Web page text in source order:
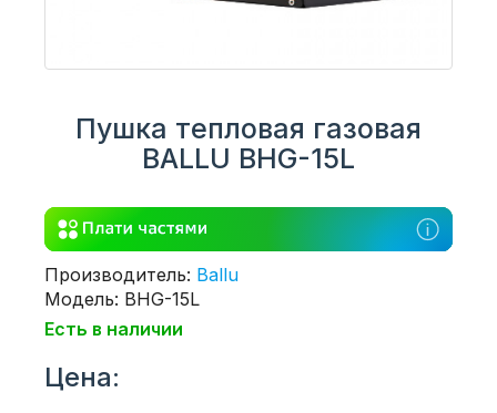
Пушка тепловая газовая
BALLU BHG-15L
Производитель: Ballu
Модель: BHG-15L
Есть в наличии
Цена: